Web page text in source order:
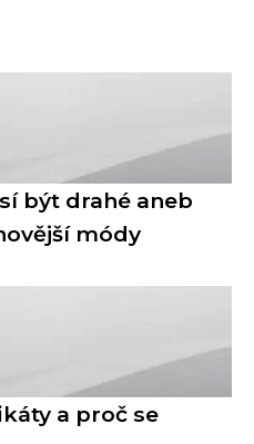
být drahé aneb
módy
a proč se